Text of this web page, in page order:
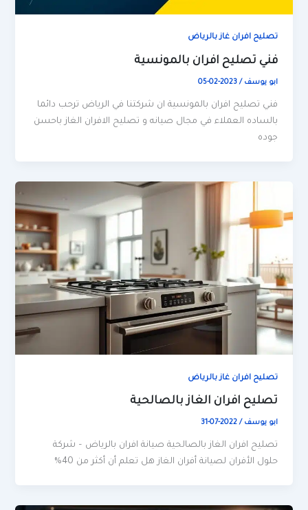
تصليح افران غاز بالرياض
فني تصليح افران بالمونسية
ابو يوسف/
2023-02-05
فني تصليح افران بالمونسية ان شركتنا في الرياض ترحب دائما
بالساده العملاء في مجال صيانه و تصليح الافران الغاز باحسن
جوده
تصليح افران غاز بالرياض
تصليح افران الغاز بالصالحية
ابو يوسف/
2022-07-31
تصليح افران الغاز بالصالحية صيانة افران بالرياض – شركة
حلول الأفران لصيانة أفران الغاز هل تعلم أن أكثر من 40%